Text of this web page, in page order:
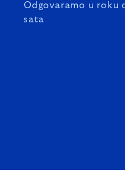
Odgovaramo u roku
sata